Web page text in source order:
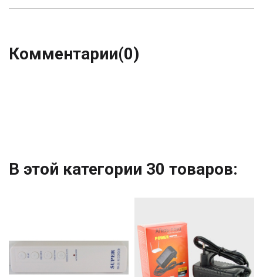
Комментарии(0)
В этой категории 30 товаров: